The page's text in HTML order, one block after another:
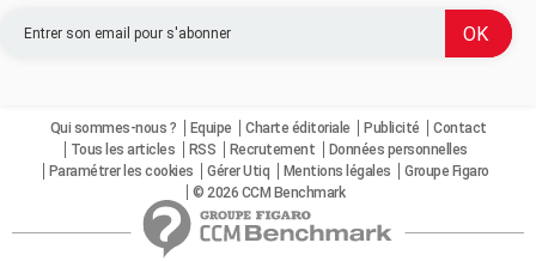
Qui sommes-nous ? Equipe Charte éditoriale Publicité
Contact
Tous les articles
RSS Recrutement
Données personnelles
Paramétrer les cookies
Gérer Utiq Mentions légales
Groupe Figaro
© 2026 CCM Benchmark